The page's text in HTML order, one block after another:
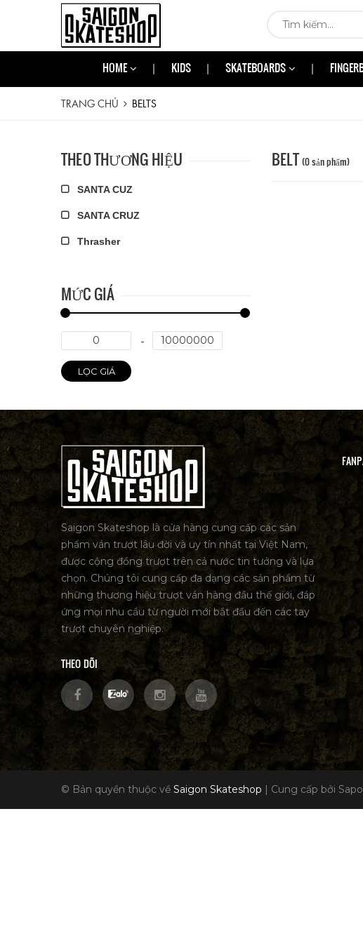
HOME KIDS SKATEBOARDS
TRANG CHỦ BELTS
BELT (0 sản phẩm)
THEO THƯƠNG HIỆU
SANTA CUZ
SANTA CRUZ
Thrasher
MỨC GIÁ
LỌC GIÁ
Saigon Skateshop là cửa hàng cung cấp các sản
phẩm ván trượt lâu đời và uy tín nhất tại Việt Nam,
được cộng đồng trượt trên cả nước tin tưởng và lựa
chọn. Chúng tôi cung cấp đa dạng các sản phẩm từ
những thương hiệu trượt ván hàng đầu thế giới, đáp
ứng mọi nhu cầu từ người mới bắt đầu đến các tay
trượt chuyên nghiệp.
THEO DÕI
© Bản quyền thuộc về Saigon Skateshop | Cung cấp bởi Sapo